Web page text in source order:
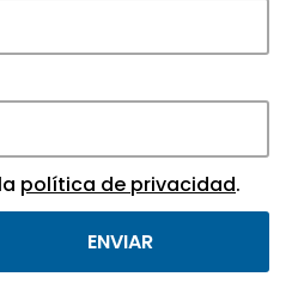
más destacadas de
científicos y
política de privacidad.